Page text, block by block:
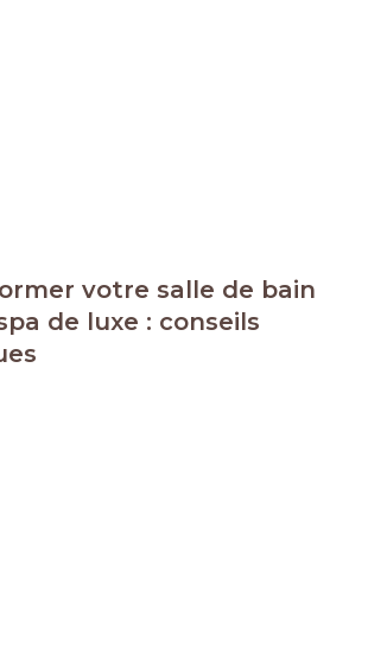
votre salle de bain
de luxe : conseils